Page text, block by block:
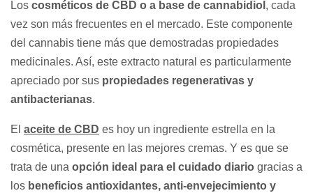
Los cosméticos de CBD o a base de cannabidiol , cada
vez son más frecuentes en el mercado. Este componente
del cannabis tiene más que demostradas propiedades
medicinales. Así, este extracto natural es particularmente
apreciado por sus propiedades regenerativas y
antibacterianas.
El aceite de CBD es hoy un ingrediente estrella en la
cosmética, presente en las mejores cremas. Y es que se
trata de una opción ideal para el cuidado diario gracias a
los beneficios antioxidantes, anti-envejecimiento y